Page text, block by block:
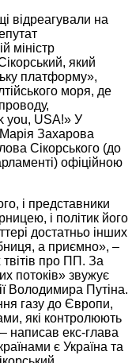
відреагували на
міністр
який
платформу»,
моря, де
you, USA!» У
Захарова
Сікорського (до
офіційною
і представники
і політик його
достатньо інших
а приємно», –
твітів про ПП. За
потоків» звужує
Володимира Путіна.
газу до Європи,
які контролюють
написав екс-глава
є Україна та